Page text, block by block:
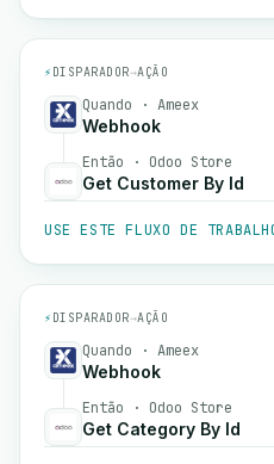
⚡ DISPARADOR→AÇÃO
Quando · Ameex
Webhook
Então · Odoo Store
Get Customer By Id
USE ESTE FLUXO DE
⚡ DISPARADOR→AÇÃO
Quando · Ameex
Webhook
Então · Odoo Store
Get Category By Id